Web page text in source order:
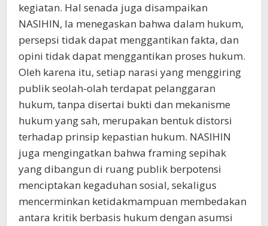
kegiatan. Hal senada juga disampaikan
NASIHIN, Ia menegaskan bahwa dalam hukum,
persepsi tidak dapat menggantikan fakta, dan
opini tidak dapat menggantikan proses hukum.
Oleh karena itu, setiap narasi yang menggiring
publik seolah-olah terdapat pelanggaran
hukum, tanpa disertai bukti dan mekanisme
hukum yang sah, merupakan bentuk distorsi
terhadap prinsip kepastian hukum. NASIHIN
juga mengingatkan bahwa framing sepihak
yang dibangun di ruang publik berpotensi
menciptakan kegaduhan sosial, sekaligus
mencerminkan ketidakmampuan membedakan
antara kritik berbasis hukum dengan asumsi